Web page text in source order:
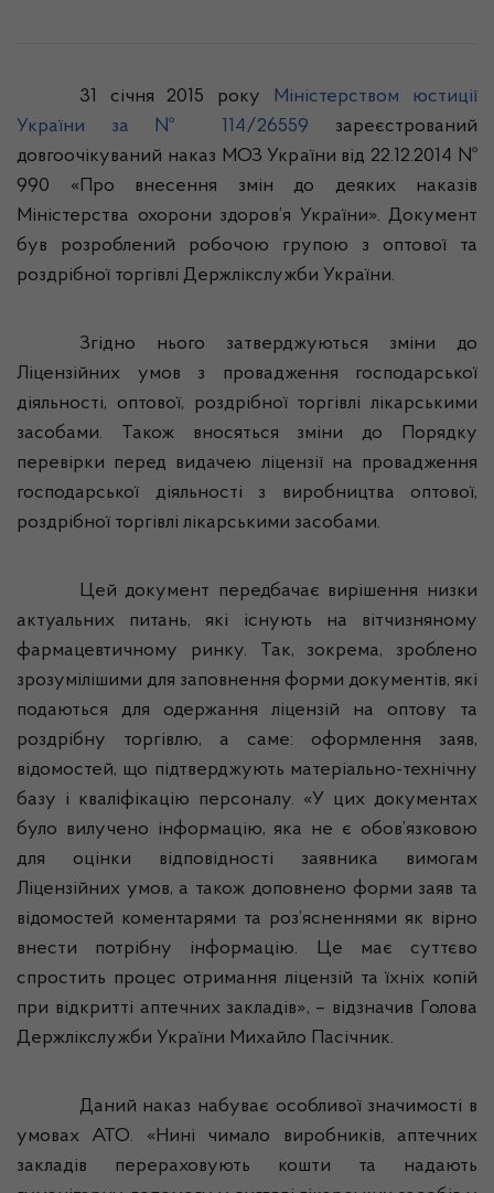
31 січня 2015 року
Міністерством юстиції
України за № 114/26559 зареєстрований
довгоочікуваний наказ МОЗ України від 22.12.2014 №
990 «Про внесення змін до деяких наказів
Міністерства охорони здоров’я України». Документ
був розроблений робочою групою з оптової та
роздрібної торгівлі Держлікслужби України.
Згідно нього затверджуються зміни до
Ліцензійних умов з провадження господарської
діяльності, оптової, роздрібної торгівлі лікарськими
засобами. Також вносяться зміни до Порядку
перевірки перед видачею ліцензії на провадження
господарської діяльності з виробництва оптової,
роздрібної торгівлі лікарськими засобами.
Цей документ передбачає вирішення низки
актуальних питань, які існують на вітчизняному
фармацевтичному ринку. Так, зокрема, зроблено
зрозумілішими для заповнення форми документів, які
подаються для одержання ліцензій на оптову та
роздрібну торгівлю, а саме: оформлення заяв,
відомостей, що підтверджують матеріально-технічну
базу і кваліфікацію персоналу. «У цих документах
було вилучено інформацію, яка не є обов’язковою
для оцінки відповідності заявника вимогам
Ліцензійних умов, а також доповнено форми заяв та
відомостей коментарями та роз’ясненнями як вірно
внести потрібну інформацію. Це має суттєво
спростить процес отримання ліцензій та їхніх копій
при відкритті аптечних закладів», – відзначив Голова
Держлікслужби України Михайло Пасічник.
Даний наказ набуває особливої значимості в
умовах АТО. «Нині чимало виробників, аптечних
закладів перераховують кошти та надають